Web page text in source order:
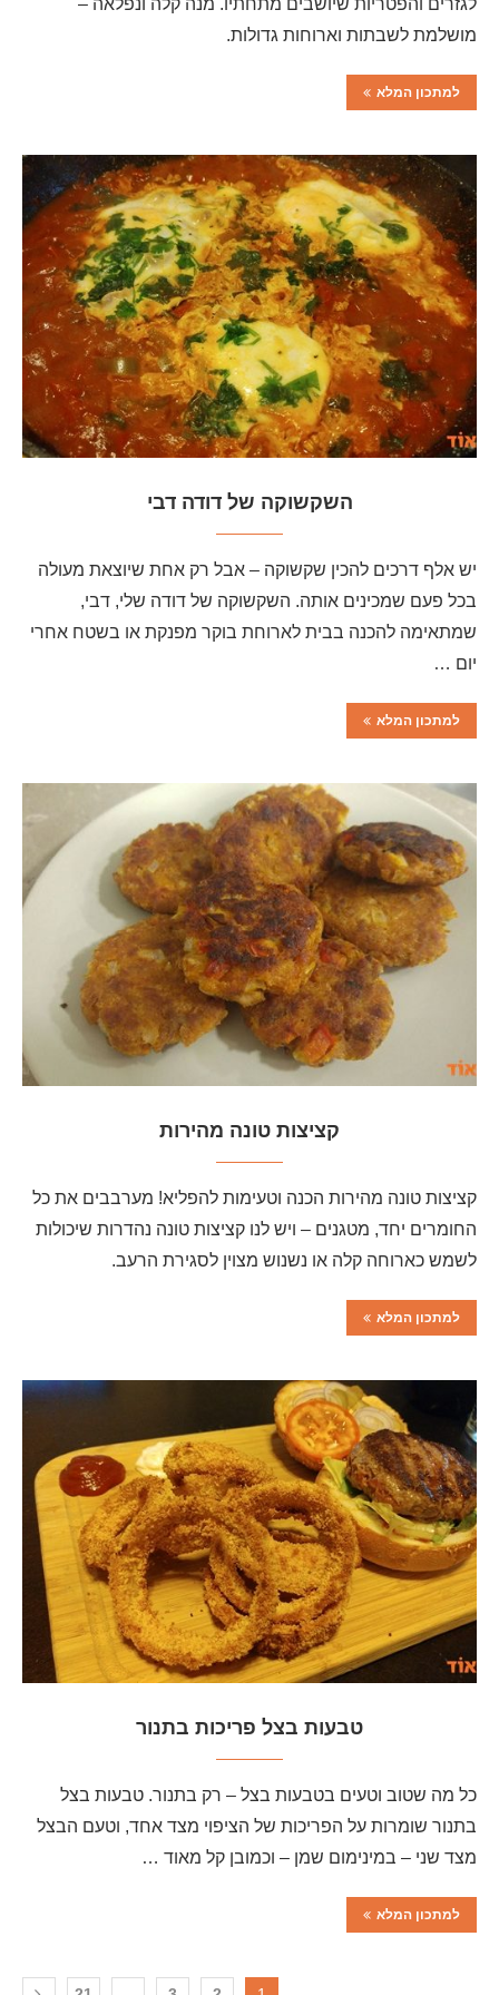
לגזרים והפטריות שיושבים מתחתיו. מנה קלה ונפלאה –
מושלמת לשבתות וארוחות גדולות.
למתכון המלא
השקשוקה של דודה דבי
יש אלף דרכים להכין שקשוקה – אבל רק אחת שיוצאת מעולה
בכל פעם שמכינים אותה. השקשוקה של דודה שלי, דבי,
שמתאימה להכנה בבית לארוחת בוקר מפנקת או בשטח אחרי
יום …
למתכון המלא
קציצות טונה מהירות
קציצות טונה מהירות הכנה וטעימות להפליא! מערבבים את כל
החומרים יחד, מטגנים – ויש לנו קציצות טונה נהדרות שיכולות
לשמש כארוחה קלה או נשנוש מצוין לסגירת הרעב.
למתכון המלא
טבעות בצל פריכות בתנור
כל מה שטוב וטעים בטבעות בצל – רק בתנור. טבעות בצל
בתנור שומרות על הפריכות של הציפוי מצד אחד, וטעם הבצל
מצד שני – במינימום שמן – וכמובן קל מאוד …
למתכון המלא